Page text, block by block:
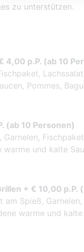
zu unterstützen.
4,00 p.P. (ab 10
Pommes,
(ab 10 Personen)
und kalte
+ € 10,00 p.P.
Spieß,
warme und